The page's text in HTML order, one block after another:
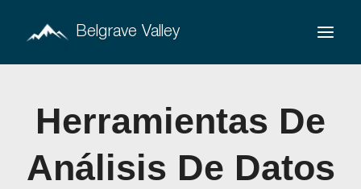
Belgrave Valley
Herramientas De
Análisis De Datos